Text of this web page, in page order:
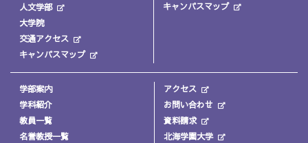
人文学部
大学院
交通アクセス
キャンパスマップ
キャンパスマップ
学部案内
学科紹介
教員一覧
名誉教授一覧
アクセス
お問い合わせ
資料請求
北海学園大学